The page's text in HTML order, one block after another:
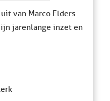
van Marco Elders
jarenlange inzet en